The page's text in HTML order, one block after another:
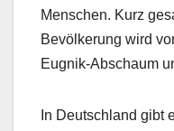
Menschen. Kurz
Bevölkerung wird
Eugnik-Abschaum
In Deutschland gibt